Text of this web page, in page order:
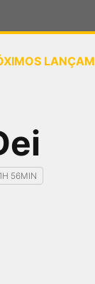
56MIN